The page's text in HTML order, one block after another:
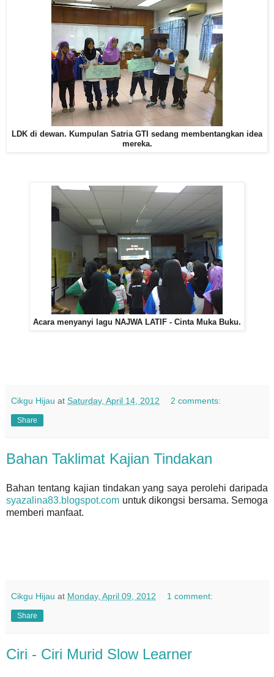
LDK di dewan. Kumpulan Satria GTI sedang membentangkan idea
mereka.
Acara menyanyi lagu NAJWA LATIF - Cinta Muka Buku.
Cikgu Hijau at Saturday, April 14, 2012 2 comments:
Share
Bahan Taklimat Kajian Tindakan
Bahan tentang kajian tindakan yang saya perolehi daripada
syazalina83.blogspot.com untuk dikongsi bersama. Semoga
memberi manfaat.
Cikgu Hijau at Monday, April 09, 2012 1 comment:
Share
Ciri - Ciri Murid Slow Learner